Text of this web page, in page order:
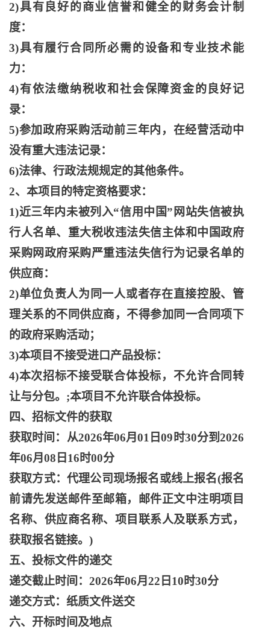
2)具有良好的商业信誉和健全的财务会计制
度：
3)具有履行合同所必需的设备和专业技术能
力：
4)有依法缴纳税收和社会保障资金的良好记
录：
5)参加政府采购活动前三年内，在经营活动中
没有重大违法记录：
6)法律、行政法规规定的其他条件。
2、本项目的特定资格要求：
1)近三年内未被列入“信用中国”网站失信被执
行人名单、重大税收违法失信主体和中国政府
采购网政府采购严重违法失信行为记录名单的
供应商：
2)单位负责人为同一人或者存在直接控股、管
理关系的不同供应商，不得参加同一合同项下
的政府采购活动；
3)本项目不接受进口产品投标：
4)本次招标不接受联合体投标，不允许合同转
让与分包。;本项目不允许联合体投标。
四、招标文件的获取
获取时间：从2026年06月01日09时30分到2026
年06月08日16时00分
获取方式：代理公司现场报名或线上报名(报名
前请先发送邮件至邮箱，邮件正文中注明项目
名称、供应商名称、项目联系人及联系方式，
获取报名链接。)
五、投标文件的递交
递交截止时间： 2026年06月22日10时30分
递交方式：纸质文件送交
六、开标时间及地点